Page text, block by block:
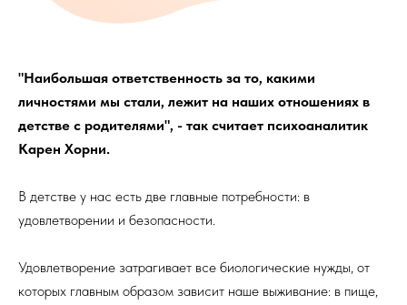
"Наибольшая ответственность за то, какими
личностями мы стали, лежит на наших отношениях в
детстве с родителями", - так считает психоаналитик
Карен Хорни.
В детстве у нас есть две главные потребности: в
удовлетворении и безопасности.
Удовлетворение затрагивает все биологические нужды, от
которых главным образом зависит наше выживание: в пище,